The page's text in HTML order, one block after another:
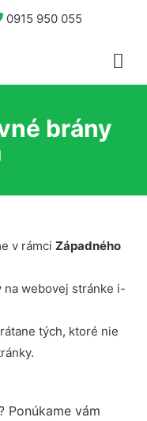
0915 950 055
brány
v rámci Západného
na webovej stránke i-
tých, ktoré nie
Ponúkame vám